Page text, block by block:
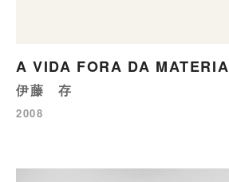
A VIDA FORA DA MATERIA
伊藤 存
2008